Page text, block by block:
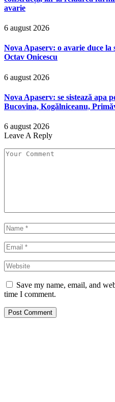
avarie
6 august 2026
Nova Apaserv: o avarie duce la
Octav Onicescu
6 august 2026
Nova Apaserv: se sistează apa
Bucovina, Kogălniceanu,
6 august 2026
Leave A Reply
Save my name, email, and
time I comment.